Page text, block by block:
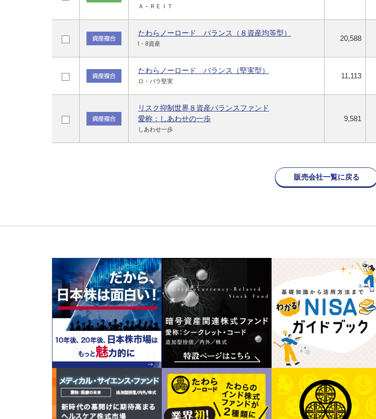
Ａ－ＲＥＩＴ
たわらノーロード バランス（８資産均等型）
l・8資産
20,588
たわらノーロード バランス（堅実型）
ロ・バラ堅実
11,113
リスク抑制世界８資産バランスファンド
愛称：しあわせの一歩
しあわせ一歩
9,581
販売会社一覧に戻る